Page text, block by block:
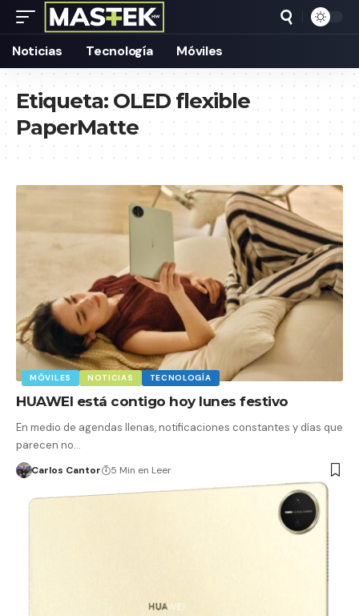
Noticias Tecnología Móviles
Etiqueta:OLED flexible
PaperMatte
MÓVILES NOTICIAS TECNOLOGÍA
HUAWEI está contigo hoy lunes festivo
En medio de agendas llenas, notificaciones constantes y días que
parecen no…
Carlos Cantor 5 Min en Leer